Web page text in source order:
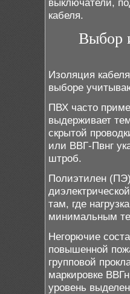
выключатели,
кабеля.
Выбор
Изоляция
выборе
ПВХ часто
выдерживает
скрытой
или ВВГ-Пвнг
штроб.
Полиэтилен
там, где
минимальным
Негорючие
повышенной
групповой
маркировке
уровень